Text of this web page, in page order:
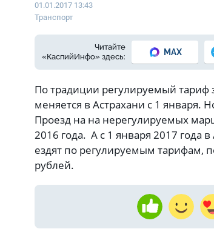
01.01.2017 13:43
Транспорт
Читайте
«КаспийИнфо» здесь:
MAX
По традиции регулируемый тариф
меняется в Астрахани с 1 января.
Проезд на на нерегулируемых
2016 года. А с 1 января 2017 года
ездят по регулируемым тарифам,
рублей.